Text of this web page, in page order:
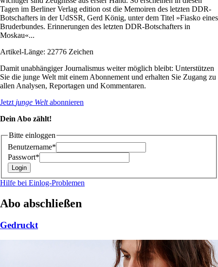
Tagen im Berliner Verlag edition ost die Memoiren des letzten DDR-
Botschafters in der UdSSR, Gerd König, unter dem Titel »Fiasko eines
Bruderbundes. Erinnerungen des letzten DDR-Botschafters in
Moskau«...
Artikel-Länge: 22776 Zeichen
Damit unabhängiger Journalismus weiter möglich bleibt: Unterstützen
Sie die junge Welt mit einem Abonnement und erhalten Sie Zugang zu
allen Analysen, Reportagen und Kommentaren.
Jetzt junge Weltabonnieren
Dein Abo zählt!
Bitte einloggen
Benutzername*
Passwort*
Hilfe bei Einlog-Problemen
Abo abschließen
Gedruckt